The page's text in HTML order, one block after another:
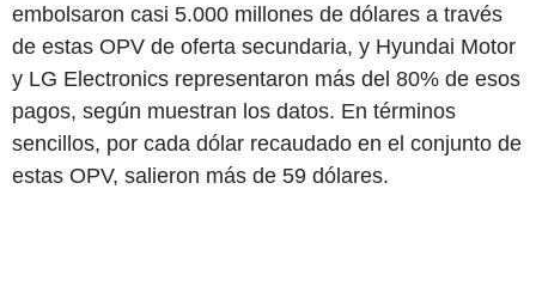
embolsaron casi 5.000 millones de dólares a través
de estas OPV de oferta secundaria, y Hyundai Motor
y LG Electronics representaron más del 80% de esos
pagos, según muestran los datos. En términos
sencillos, por cada dólar recaudado en el conjunto de
estas OPV, salieron más de 59 dólares.